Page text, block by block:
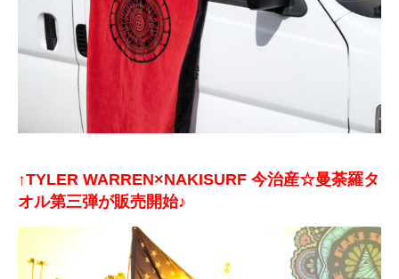
↑TYLER WARREN×NAKISURF 今治産☆曼荼羅タ
オル第三弾が販売開始♪